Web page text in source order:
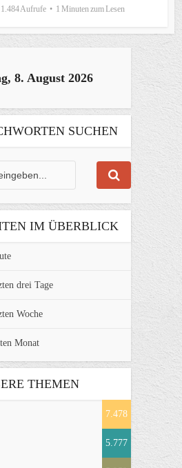
1.484 Aufrufe 1 Minuten zum Lesen
8. August 2026
SUCHEN
IM ÜBERBLICK
drei Tage
Woche
Monat
THEMEN
7.478
5.777